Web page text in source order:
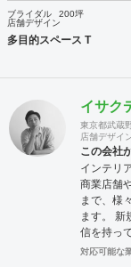
ブライダル
200坪
店舗デザイン
多目的スペース T
イサク
東京都武蔵
店舗デザイ
この会社
インテリ
商業店舗
まで、様
ます。 新
信を持っ
対応可能な